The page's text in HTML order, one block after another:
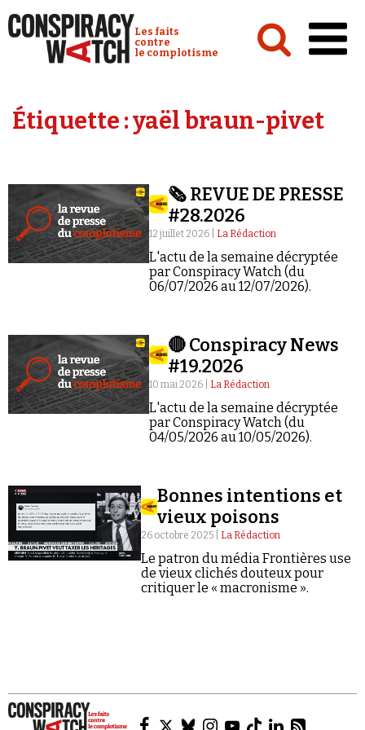
Conspiracy Watch :
Les faits
contre
le complotisme
Analyses
Vidéos
Émissions
Revues de presse
Newsletter
Étiquette :yaël braun-pivet
🗞️ REVUE DE PRESSE
#28.2026
12 juillet 2026 | La Rédaction
L'actu de la semaine décryptée
par Conspiracy Watch (du
06/07/2026 au 12/07/2026).
🔴 Conspiracy News
#19.2026
10 mai 2026 | La Rédaction
L'actu de la semaine décryptée
par Conspiracy Watch (du
04/05/2026 au 10/05/2026).
Bonnes intentions et
vieux poisons
26 octobre 2025 | La Rédaction
Le patron du média Frontières use
de vieux clichés douteux pour
critiquer le « macronisme ».